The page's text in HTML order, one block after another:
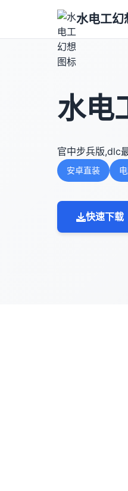
水电工幻
水电
官中步兵版,dlc
安卓直装
快速下载